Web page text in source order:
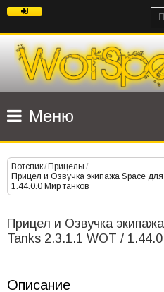
Меню
Вотспик/ Прицелы /
Прицел и Озвучка экипажа Space
1.44.0.0 Мир танков
Прицел и Озвучка
Tanks 2.3.1.1 WOT /
Описание